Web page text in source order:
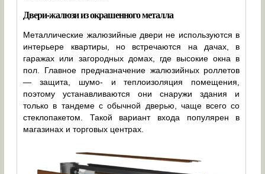
Двери-жалюзи из окрашенного металла
Металлические жалюзийные двери не используются в
интерьере квартиры, но встречаются на дачах, в
гаражах или загородных домах, где высокие окна в
пол. Главное предназначение жалюзийных роллетов
— защита, шумо- и теплоизоляция помещения,
поэтому устанавливаются они снаружи здания и
только в тандеме с обычной дверью, чаще всего со
стеклопакетом. Такой вариант входа популярен в
магазинах и торговых центрах.